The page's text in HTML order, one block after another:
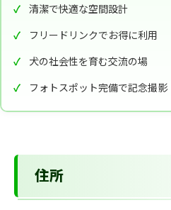
清潔で快適な空間設計
フリードリンクでお得に利用
犬の社会性を育む交流の場
フォトスポット完備で記念撮影
住所